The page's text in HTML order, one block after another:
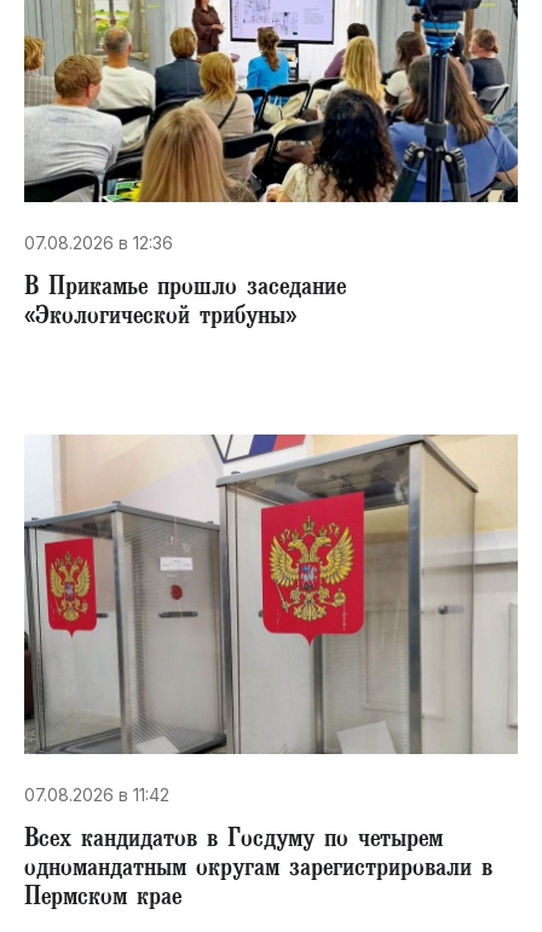
07.08.2026 в 12:36
В Прикамье прошло заседание
«Экологической трибуны»
07.08.2026 в 11:42
Всех кандидатов в Госдуму по четырем
одномандатным округам зарегистрировали в
Пермском крае